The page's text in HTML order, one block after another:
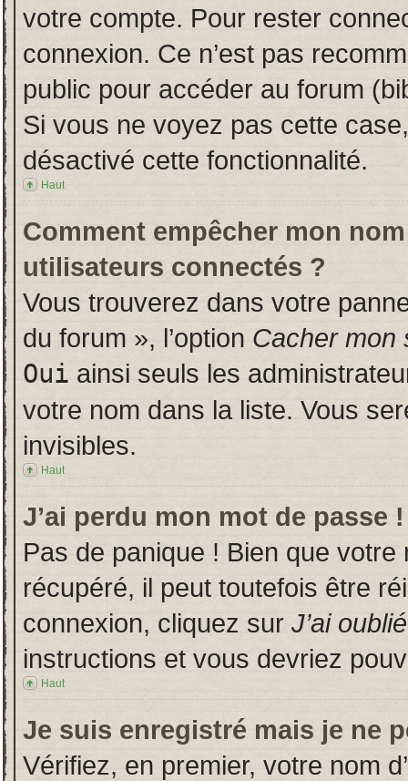
votre compte. Pour rester
connexion. Ce n’est pas
public pour accéder au forum
Si vous ne voyez pas cette
désactivé cette fonctionnalité.
Haut
Comment empêcher mon
utilisateurs connectés ?
Vous trouverez dans votre
du forum », l’option Cacher mon
Oui ainsi seuls les
votre nom dans la liste. Vous
invisibles.
Haut
J’ai perdu mon mot de passe !
Pas de panique ! Bien que
récupéré, il peut toutefois être
connexion, cliquez sur J’ai
instructions et vous devriez
Haut
Je suis enregistré mais je ne
Vérifiez, en premier, votre nom